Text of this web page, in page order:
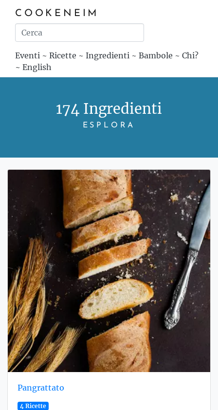
COOKENEIM
Eventi ~ Ricette ~ Ingredienti ~ Bambole ~ Chi?
~ English
174 Ingredienti
ESPLORA
Pangrattato
4 Ricette